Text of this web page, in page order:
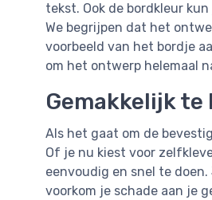
tekst. Ook de bordkleur
We begrijpen dat het
voorbeeld van het bordje
om het ontwerp helemaal
Gemakkelijk te
Als het gaat om de
Of je nu kiest voor
eenvoudig en snel te
voorkom je schade aan je